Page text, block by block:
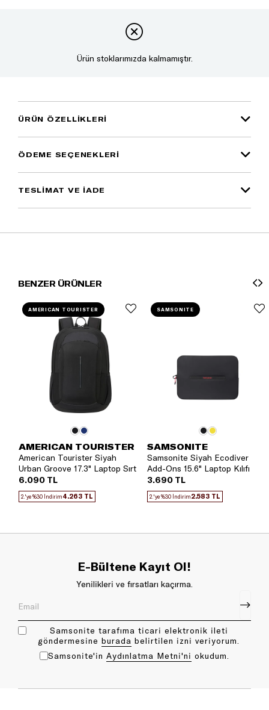
Ürün stoklarımızda kalmamıştır.
ÜRÜN ÖZELLIKLERI
ÖDEME SEÇENEKLERI
TESLİMAT VE İADE
BENZER ÜRÜNLER
AMERICAN TOURISTER
American Tourister Siyah
Urban Groove 17.3" Laptop Sırt
Çantası
6.090 TL
2.'ye %30 İndirim4.263 TL
AMERICAN TOURISTER
SAMSONITE
Samsonite Siyah Ecodiver
Add-Ons 15.6" Laptop Kılıfı
3.690 TL
2.'ye %30 İndirim2.583 TL
SAMSONITE
E-Bültene Kayıt Ol!
Yenilikleri ve fırsatları kaçırma.
Samsonite tarafıma ticari elektronik ileti
göndermesine bu rada belirtilen izni veriyorum.
Samsonite'in Aydınlatma Metni'ni okudum.